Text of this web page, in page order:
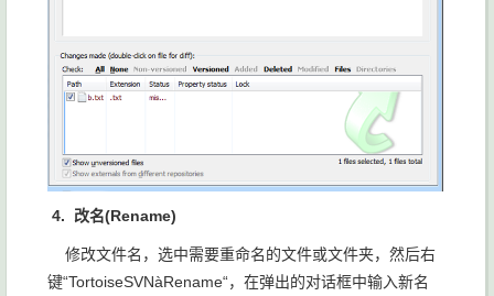
4. 改名(Rename)
修改文件名，选中需要重命名的文件或文件夹，然后右
键“TortoiseSVNàRename“，在弹出的对话框中输入新名